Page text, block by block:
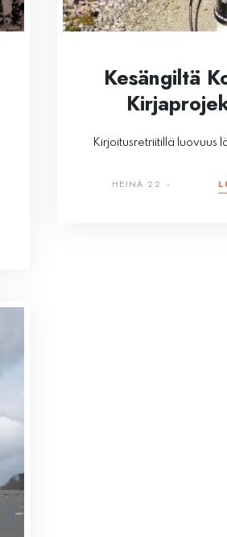
Kesängiltä
Kirjoitusretriitillä luovuus
HEINÄ 22